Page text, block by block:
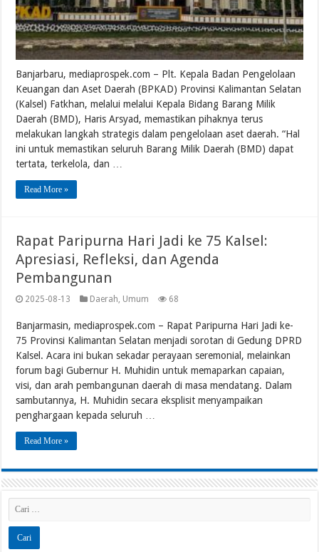
Banjarbaru, mediaprospek.com – Plt. Kepala Badan Pengelolaan
Keuangan dan Aset Daerah (BPKAD) Provinsi Kalimantan Selatan
(Kalsel) Fatkhan, melalui melalui Kepala Bidang Barang Milik
Daerah (BMD), Haris Arsyad, memastikan pihaknya terus
melakukan langkah strategis dalam pengelolaan aset daerah. “Hal
ini untuk memastikan seluruh Barang Milik Daerah (BMD) dapat
tertata, terkelola, dan …
Read More »
Rapat Paripurna Hari Jadi ke 75 Kalsel:
Apresiasi, Refleksi, dan Agenda
Pembangunan
2025-08-13 Daerah, Umum 68
Banjarmasin, mediaprospek.com – Rapat Paripurna Hari Jadi ke-
75 Provinsi Kalimantan Selatan menjadi sorotan di Gedung DPRD
Kalsel. Acara ini bukan sekadar perayaan seremonial, melainkan
forum bagi Gubernur H. Muhidin untuk memaparkan capaian,
visi, dan arah pembangunan daerah di masa mendatang. Dalam
sambutannya, H. Muhidin secara eksplisit menyampaikan
penghargaan kepada seluruh …
Read More »